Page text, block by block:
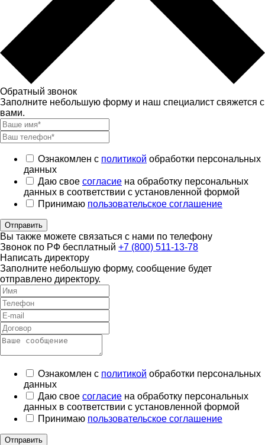
Обратный звонок
Заполните небольшую форму и наш специалист свяжется с
вами.
Ознакомлен с политикой обработки персональных
данных
Даю свое согласие на обработку персональных
данных в соответствии с установленной формой
Принимаю пользовательское соглашение
Отправить
Вы также можете связаться с нами по телефону
Звонок по РФ бесплатный +7 (800) 511-13-78
Написать директору
Заполните небольшую форму, сообщение будет
отправлено директору.
Ознакомлен с политикой обработки персональных
данных
Даю свое согласие на обработку персональных
данных в соответствии с установленной формой
Принимаю пользовательское соглашение
Отправить